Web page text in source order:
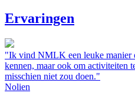
Ervaringen
"Ik vind NMLK een leuke manier
kennen, maar ook om activiteiten
misschien niet zou doen."
Nolien